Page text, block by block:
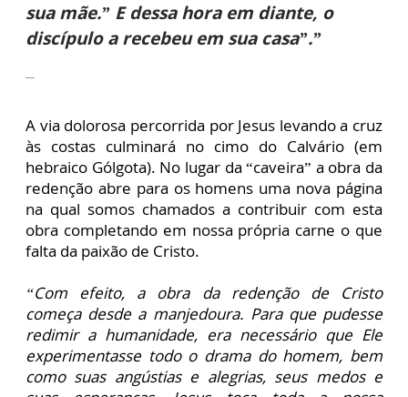
sua mãe.” E dessa hora em diante, o
discípulo a recebeu em sua casa”.”
A via dolorosa percorrida por Jesus levando a cruz
às costas culminará no cimo do Calvário (em
hebraico Gólgota). No lugar da “caveira” a obra da
redenção abre para os homens uma nova página
na qual somos chamados a contribuir com esta
obra completando em nossa própria carne o que
falta da paixão de Cristo.
“Com efeito, a obra da redenção de Cristo
começa desde a manjedoura. Para que pudesse
redimir a humanidade, era necessário que Ele
experimentasse todo o drama do homem, bem
como suas angústias e alegrias, seus medos e